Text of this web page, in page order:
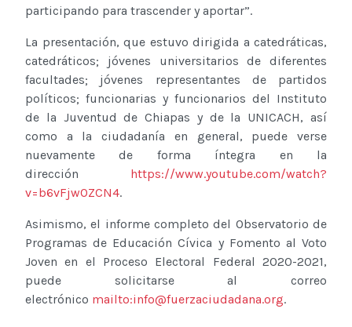
participando para trascender y aportar”.
La presentación, que estuvo dirigida a catedráticas,
catedráticos; jóvenes universitarios de diferentes
facultades; jóvenes representantes de partidos
políticos; funcionarias y funcionarios del Instituto
de la Juventud de Chiapas y de la UNICACH, así
como a la ciudadanía en general, puede verse
nuevamente de forma íntegra en la
dirección https://www.youtube.com/watch?
v=b6vFjwOZCN4.
Asimismo, el informe completo del Observatorio de
Programas de Educación Cívica y Fomento al Voto
Joven en el Proceso Electoral Federal 2020-2021,
puede solicitarse al correo
electrónico mailto:info@fuerzaciudadana.org.